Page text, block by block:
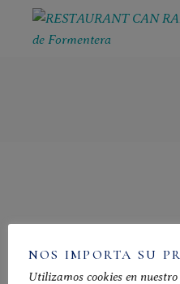
content
NOS IMPORTA SU
Utilizamos cookies en